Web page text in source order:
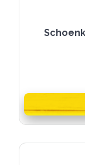
Schoenklompen zwart met witte
product
heeft
meerdere
variaties.
optie